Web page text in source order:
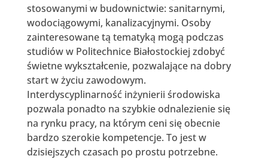
stosowanymi w budownictwie: sanitarnymi,
wodociągowymi, kanalizacyjnymi. Osoby
zainteresowane tą tematyką mogą podczas
studiów w Politechnice Białostockiej zdobyć
świetne wykształcenie, pozwalające na dobry
start w życiu zawodowym.
Interdyscyplinarność inżynierii środowiska
pozwala ponadto na szybkie odnalezienie się
na rynku pracy, na którym ceni się obecnie
bardzo szerokie kompetencje. To jest w
dzisiejszych czasach po prostu potrzebne.